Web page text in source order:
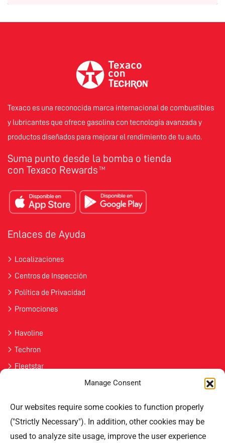
Manage Consent
Our websites require some cookies to function properly
("Strictly Necessary"). In addition, other cookies may be
used to analyze site usage, improve the user experience
Texaco es una reconocida marca internacional de combustibles
y lubricantes que ofrece gasolina con tecnología avanzada y
productos diseñados para mejorar el rendimiento de tu auto.
Suma punto desde la bomba o tienda
con Texaco Rewards TM
Enlaces de Ayuda
Localizaciones
Centros de Inspección
Política de Privacidad
Promociones
Havoline
Techron
Fleetstar
Contáctenos
Professional Offices Park 996